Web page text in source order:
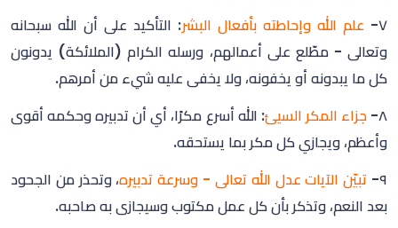
٧-
علم الله وإحاطته بأفعال البشر: التأكيد على أن الله سبحانه
وتعالى - مطّلع على أعمالهم، ورسله الكرام (الملائكة) يدونون
كل ما يبدونه أو يخفونه، ولا يخفى عليه شيء من أمرهم.
٨- جزاء المكر السيئ: الله أسرع مكرًا، أي أن تدبيره وحكمه أقوى
وأعظم، ويجازي كل مكر بما يستحقه.
٩-
تبيّن الآيات عدل الله تعالى - وسرعة تدبيره، وتحذر من الجحود
بعد النعم، وتذكر بأن كل عمل مكتوب وسيجازى به صاحبه.